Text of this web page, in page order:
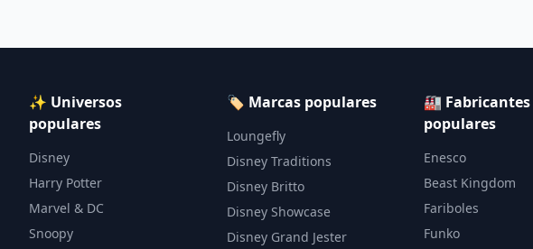
✨ Universos
populares
Disney
Harry Potter
Marvel & DC
Snoopy
🏷️ Marcas populares
Loungefly
Disney Traditions
Disney Britto
Disney Showcase
Disney Grand Jester
🏭 Fabricantes
populares
Enesco
Beast Kingdom
Fariboles
Funko